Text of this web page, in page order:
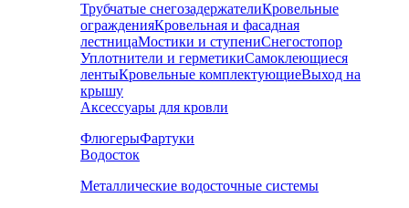
Трубчатые снегозадержателиКровельные
огражденияКровельная и фасадная
лестницаМостики и ступениСнегостопор
Уплотнители и герметикиСамоклеющиеся
лентыКровельные комплектующиеВыход на
крышу
Аксессуары для кровли
ФлюгерыФартуки
Водосток
Металлические водосточные системы